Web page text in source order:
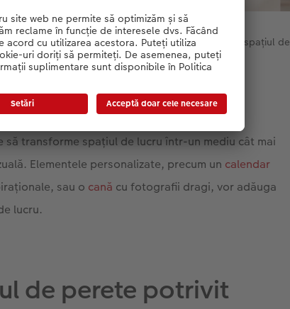
pereți, biroul de acasă poate fi delimitat de spațiul de
transforme spațiul de lucru într-un mediu cât mai
Elementele personalizate, precum un calendar
sau o cană cu fotografii dragi, vor adăuga
lucru.
de perete potrivit